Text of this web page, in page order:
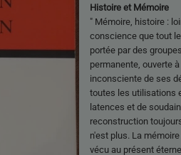
Histoire et Mémoire
" Mémoire, histoire :
conscience que tout
portée par des
permanente, ouverte
inconsciente de ses
toutes les utilisations
latences et de
reconstruction
n'est plus. La
vécu au présent